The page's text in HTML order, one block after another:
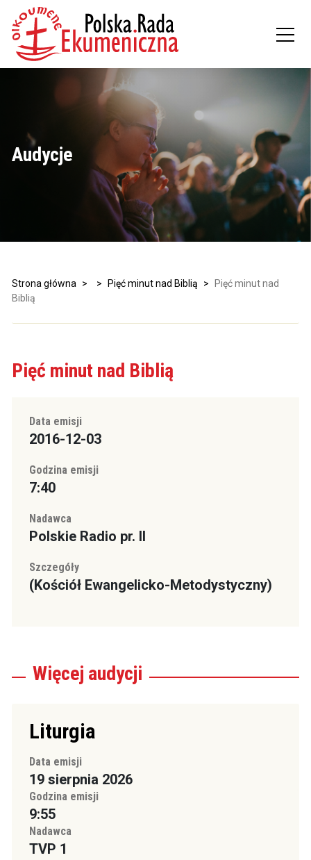
Audycje
Strona główna > > Pięć minut nad Biblią >
Pięć minut nad
Biblią
Pięć minut nad Biblią
Data emisji
2016-12-03
Godzina emisji
7:40
Nadawca
Polskie Radio pr. II
Szczegóły
(Kościół Ewangelicko-Metodystyczny)
Więcej audycji
Liturgia
Data emisji
19 sierpnia 2026
Godzina emisji
9:55
Nadawca
TVP 1